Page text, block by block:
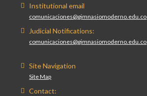
Institutional email
comunicaciones@gimnasiomoderno.edu.co
Judicial Notifications:
comunicaciones@gimnasiomoderno.edu.co
Site Navigation
Site Map
Contact: